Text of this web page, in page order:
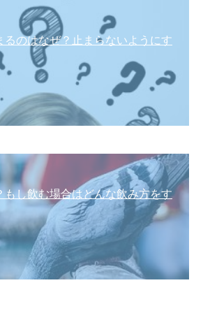
るのはなぜ？止まらないようにす
もし飲む場合はどんな飲み方をす